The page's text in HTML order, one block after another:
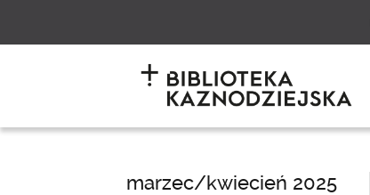
marzec/kwiecień 2025